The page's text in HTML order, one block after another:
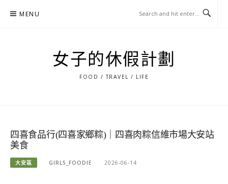
MENU
女子的休假計劃
FOOD / TRAVEL / LIFE
四喜食品行(四喜家鄉粽)｜四喜肉粽信維市場大安站
美食
大安區 GIRLS_FOODIE 2026-06-14